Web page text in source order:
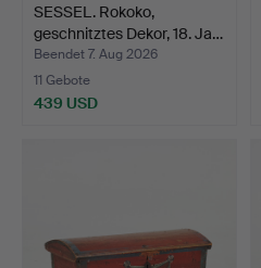
SESSEL. Rokoko,
geschnitztes Dekor, 18. Ja…
Beendet 7. Aug 2026
11 Gebote
439 USD